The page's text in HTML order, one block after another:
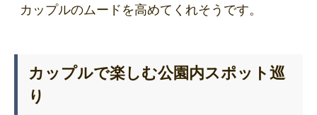
カップルのムードを高めてくれそうです。
カップルで楽しむ公園内スポット巡
り